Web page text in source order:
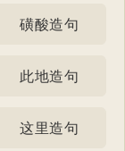
磺酸造句
此地造句
这里造句